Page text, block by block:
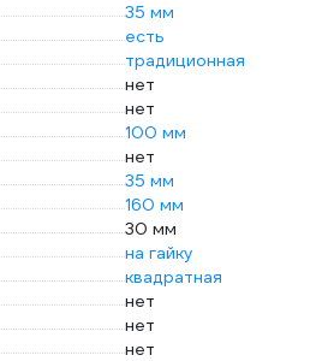
35 мм
есть
традиционная
нет
нет
100 мм
нет
35 мм
160 мм
30 мм
на гайку
квадратная
нет
нет
нет